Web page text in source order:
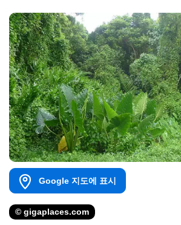
Google 지도에 표시
© gigaplaces.com